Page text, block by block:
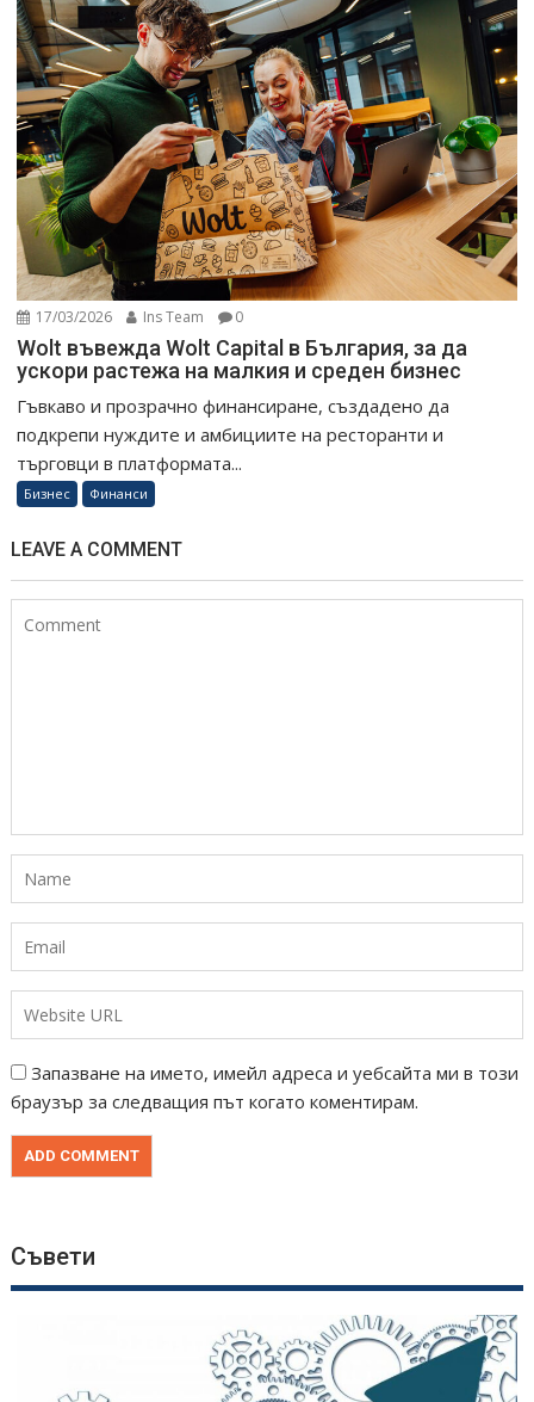
17/03/2026 Ins Team 0
Wolt въвежда Wolt Capital в България, за да
ускори растежа на малкия и среден бизнес
Гъвкаво и прозрачно финансиране, създадено да
подкрепи нуждите и амбициите на ресторанти и
търговци в платформата...
Бизнес Финанси
LEAVE A COMMENT
Запазване на името, имейл адреса и уебсайта ми в този
браузър за следващия път когато коментирам.
Съвети